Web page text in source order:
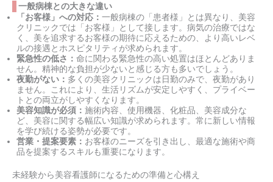
一般病棟との大きな違い
「お客様」への対応： 一般病棟の「患者様」とは異なり、美容
クリニックでは「お客様」として接します。病気の治療ではな
く、美を追求するお客様の期待に応えるための、より高いレベ
ルの接遇とホスピタリティが求められます。
緊急性の低さ： 命に関わる緊急性の高い処置はほとんどありま
せん。精神的な負担が少ないと感じる方も多いでしょう。
夜勤がない： 多くの美容クリニックは日勤のみで、夜勤があり
ません。これにより、生活リズムが安定しやすく、プライベー
トとの両立がしやすくなります。
美容知識が必須： 施術内容、使用機器、化粧品、美容成分な
ど、美容に関する幅広い知識が求められます。常に新しい情報
を学び続ける姿勢が必要です。
営業・提案要素： お客様のニーズを引き出し、最適な施術や商
品を提案するスキルも重要になります。
未経験から美容看護師になるための準備と心構え